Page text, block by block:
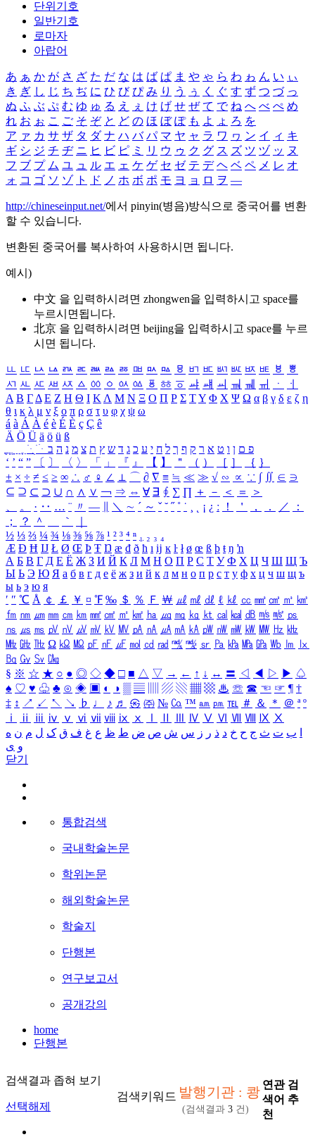
단위기호
일반기호
로마자
아랍어
あ ぁ か が さ ざ た だ な は ば ぱ ま や ゃ ら わ ゎ ん い ぃ
き ぎ し じ ち ぢ に ひ び ぴ み り う ぅ く ぐ す ず つ づ っ
ぬ ふ ぶ ぷ む ゆ ゅ る え ぇ け げ せ ぜ て で ね へ べ ぺ め
れ お ぉ こ ご そ ぞ と ど の ほ ぼ ぽ も よ ょ ろ を
ア ァ カ サ ザ タ ダ ナ ハ バ パ マ ヤ ャ ラ ワ ヮ ン イ ィ キ
ギ シ ジ チ ヂ ニ ヒ ビ ピ ミ リ ウ ゥ ク グ ス ズ ツ ヅ ッ ヌ
フ ブ プ ム ユ ュ ル エ ェ ケ ゲ セ ゼ テ デ ヘ ベ ペ メ レ オ
ォ コ ゴ ソ ゾ ト ド ノ ホ ボ ポ モ ヨ ョ ロ ヲ ―
http://chineseinput.net/에서 pinyin(병음)방식으로 중국어를 변환
할 수 있습니다.
변환된 중국어를 복사하여 사용하시면 됩니다.
예시)
中文 을 입력하시려면 zhongwen을 입력하시고 space를
누르시면됩니다.
北京 을 입력하시려면 beijing을 입력하시고 space를 누르
시면 됩니다.
ㅥ ㅦ ㅧ ㅨ ㅩ ㅪ ㅫ ㅬ ㅭ ㅮ ㅯ ㅰ ㅱ ㅲ ㅳ ㅴ ㅵ ㅶ ㅷ ㅸ
ㅹ
ㅺ ㅻ ㅼ ㅽ ㅾ ㅿ ㆀ ㆁ ㆂ ㆃ ㆄ ㆅ ㆆ ㆇ ㆈ ㆉ ㆊ ㆋ ㆌ ㆍ
ㆎ
Α Β ΓΔ Ε Ζ Η Θ Ι ΚΛ Μ Ν Ξ Ο Π Ρ Σ ΤΥ Φ Χ Ψ Ω α β γ δ ε ζ η
θ ι κ λ μ ν ξ ο π ρ σ τ υ φ χ ψ ω
á à Á À é è É È ç Ç ê
Ä Ö Ü ä ö ü ß
ִֶֹ ֻּ ׁׂ פ ם ן ו ט א ר ק ף ך ל ח י ע כ ג ד ש ץ ת צ מ נ ה ב
‘ ’ “ ” 〔 〕 〈 〉 「 」 『 』 【 】 ＂ （ ） ［ ］ ｛ ｝
± × ÷ ≠ ≤ ≥ ∞ ∴ ♂ ♀ ∠ ⊥ ⌒ ∂ ∇ ≡ ≒ ≪ ≫ √ ∽ ∝ ∵ ∫ ∬ ∈ ∋
⊆ ⊇ ⊂ ⊃ ∪ ∩ ∧ ∨ ￢ ⇒ ⇔ ∀ ∃ ∮ ∑ ∏ ＋ － ＜ ＝
＞
、
。 · ‥ … ¨ 〃 ― ＼ ∼ ´ ～ ˇ ˘ ˝ ˚ ˙ ¸ ¡ ¿ ː ！ ＇ ， ． ／
：
；
？ ＾ ｀
½ ⅓ ⅔ ¼ ¾ ⅛ ⅜ ⅝ ⅞ ¹ ² ³ ⁴ ⁿ ₁ ₂ ₃ ₄
Æ Ð Ħ Ĳ Ł Ø Œ Þ Ŧ Ŋ æ đ ð ħ ı ĳ ĸ ŀ ł ø œ ß þ ŧ ŋ ŉ
А Б В Г Д Е Ё Ж З И Й К Л М Н О П Р С Т У Ф Х Ц Ч Ш Щ Ъ
Ы Ь Э Ю Я а б в г д е ё ж з и й к л м н о п р с т у ф х ц ч ш щ ъ
ы ь э ю я
′ ″ ℃ Å ￠ ￡ ￥ ¤ ℉ ‰ ＄ ％ Ｆ ￦ ㎕ ㎖ ㎗ ℓ ㎘ ㏄ ㎣ ㎤ ㎥ ㎦
㎙ ㎚ ㎛ ㎜ ㎝ ㎞ ㎟ ㎠ ㎡ ㎢ ㏊ ㎍ ㎎ ㎏ ㏏ ㎈ ㎉ ㏈ ㎧ ㎨ ㎰
㎱ ㎲ ㎳ ㎴ ㎵ ㎶ ㎷ ㎸ ㎹ ㎀ ㎁ ㎂ ㎃ ㎄ ㎺ ㎻ ㎽ ㎾ ㎿ ㎐ ㎑
㎒ ㎓ ㎔ Ω ㏀ ㏁ ㎊ ㎋ ㎌ ㏖ ㏅ ㎭ ㎮ ㎯ ㏛ ㎩ ㎪ ㎫ ㎬ ㏝ ㏐
㏓
㏃ ㏉ ㏜ ㏆
§ ※ ☆ ★ ○ ● ◎ ◇ ◆ □ ■ △ ▽ → ← ↑ ↓ ↔ 〓 ◁ ◀ ▷ ▶ ♤
♠ ♡ ♥ ♧ ♣ ⊙ ◈ ▣ ◐ ◑ ▒ ▤ ▨ ▧ ▦ ▩ ♨ ☏ ☎ ☜ ☞ ¶ †
‡ ↕ ↗ ↙ ↖ ↘ ♭ ♩ ♪ ♬ ㉿ ㈜ № ㏇ ™ ㏂ ㏘ ℡ ＃ ＆ ＊ ＠ ª º
ⅰ
ⅱ ⅲ ⅳ ⅴ ⅵ ⅶ ⅷ ⅸ ⅹ Ⅳ Ⅴ Ⅵ Ⅶ Ⅷ Ⅸ Ⅹ
ب ت ث ج ح خ د ذ ر ز س ش ص ض ط ظ ع غ ف ق ک ل م ن ه
و ی
닫기
통합검색
국내학술논문
학위논문
해외학술논문
학술지
단행본
연구보고서
공개강의
home
단행본
검색결과 좁혀 보기
선택해제
검색키워드 발행기관 : 쾅
(검색결과 3 건)
연관 검
색어 추
천